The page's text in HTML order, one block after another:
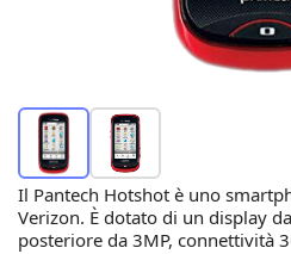
Il Pantech Hotshot è uno
Verizon. È dotato di un display
posteriore da 3MP, connettività